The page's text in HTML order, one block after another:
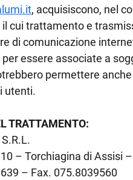
, acquisiscono, nel
cui trattamento e
di comunicazione
essere associate a
permettere
utenti.
TRATTAMENTO:
– Torchiagina di Assisi
– Fax. 075.8039560